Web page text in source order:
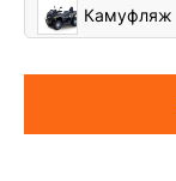
Камуфляж